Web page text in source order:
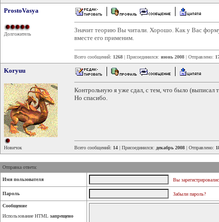
ProstoVasya
Долгожитель
Значит теорию Вы читали. Хорошо. Как у Вас
вместе его применим.
Всего сообщений: 1268 | Присоединился: июнь 2008 | Отправлено:
Koryuu
Новичок
Контрольную я уже сдал, с тем, что было (выписал
Но спасибо.
Всего сообщений: 14 | Присоединился: декабрь 2008 | Отправлено:
Отправка ответа:
Имя пользователя Вы
Пароль Забыли пароль?
Сообщение
Использование HTML запрещено